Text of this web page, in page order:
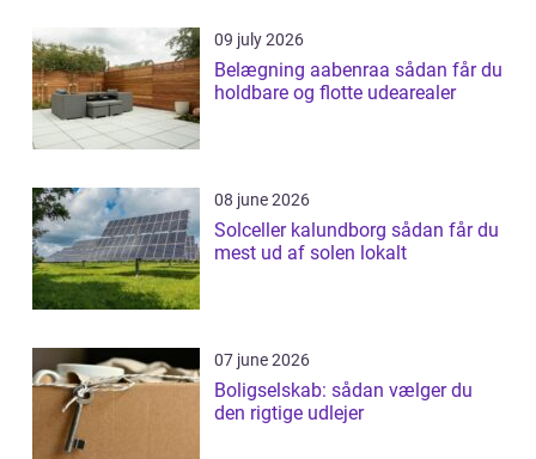
09 july 2026
Belægning aabenraa sådan får du
holdbare og flotte udearealer
08 june 2026
Solceller kalundborg sådan får du
mest ud af solen lokalt
07 june 2026
Boligselskab: sådan vælger du
den rigtige udlejer